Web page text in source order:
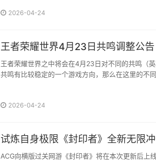
2026-04-24
王者荣耀世界4月23日共鸣调整公
王者荣耀世界之中将会在4月23日对不同的共鸣（
共鸣有比较稳定的一个游戏方向，那么在这里的不
2026-04-24
试炼自身极限《封印者》全新无限
​ACG向横版过关网游《封印者》将在本次更新后上